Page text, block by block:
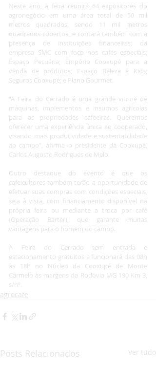
Neste ano, a feira reunirá 64 expositores do
agronegócio em uma área total de 50 mil
metros quadrados, sendo 11 mil metros
quadrados cobertos, e contará também com a
presença de instituições financeiras; da
empresa SMC com foco nos cafés especiais;
Espaço Pecuária; Empório Cooxupé para a
venda de produtos; Espaço Beleza e Kids;
Seguros Cooxupé; e Plano Gourmet.
“A Feira do Cerrado é uma grande vitrine de
máquinas, implementos e insumos agrícolas
para as propriedades cafeeiras. Queremos
oferecer uma experiência única ao cooperado,
visando mais produtividade e sustentabilidade
ao campo”, afirma o presidente da Cooxupé,
Carlos Augusto Rodrigues de Melo.
Outro destaque do evento é que os
cafeicultores também terão a oportunidade de
efetuar suas compras com condições especiais,
seja à vista, com financiamento disponível na
própria feira ou mediante a troca por café
(Operação Barter), que garante muitas
vantagens para o homem do campo.
A Feira do Cerrado tem entrada e
estacionamento gratuitos e funcionará das 08h
às 18h no Núcleo da Cooxupé de Monte
Carmelo às margens da Rodovia MG 190 Km 3,
s/nº.
agrocafe
Posts Relacionados Ver tudo